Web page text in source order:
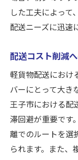
した工夫によって
配送ニーズに迅速
配送コスト削減
軽貨物配送におけ
バーにとって大き
王子市における配
滞回避が重要です
離でのルートを選
られます。また、